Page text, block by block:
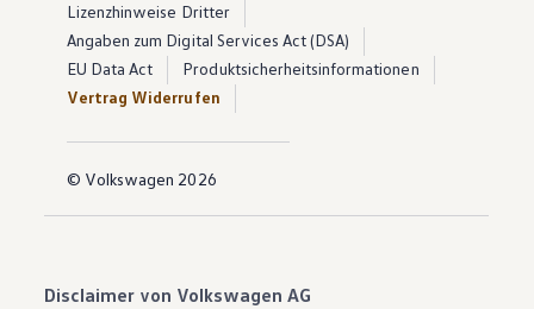
Lizenzhinweise Dritter
Angaben zum Digital Services Act (DSA)
EU Data Act
Produktsicherheitsinformationen
Vertrag Widerrufen
© Volkswagen 2026
Disclaimer von Volkswagen AG